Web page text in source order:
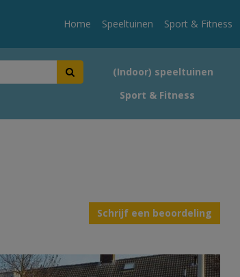
Home Speeltuinen Sport & Fitness
(Indoor) speeltuinen
Sport & Fitness
Schrijf een beoordeling